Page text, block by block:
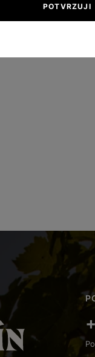
POTVRZUJI